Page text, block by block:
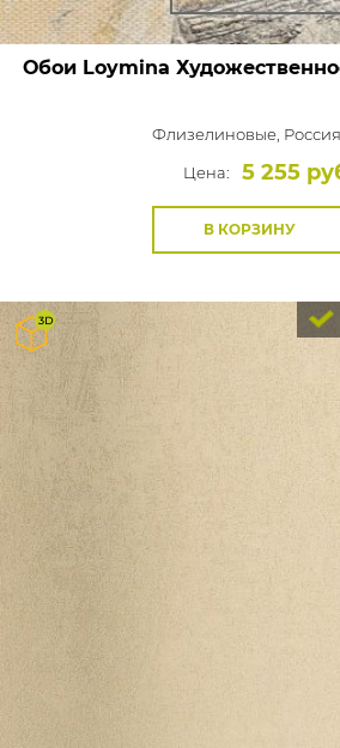
Обои Loymina
Флизелиновые,
Цена:
5 255
В КОРЗИНУ